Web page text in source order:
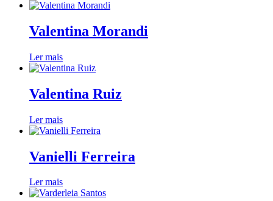
Valentina Morandi
Ler mais
Valentina Ruiz
Ler mais
Vanielli Ferreira
Ler mais